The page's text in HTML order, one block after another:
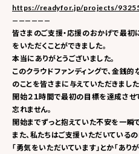
https://readyfor.jp/projects/
——————
皆さまのご支援・応援のおかげで最初
をいただくことができました。
本当にありがとうございました。
このクラウドファンディングで、金銭
のことを皆さまに与えていただきました
開始２１時間で最初の目標を達成さ
忘れません。
開始までずっと抱えていた不安を一瞬
また、私たちはご支援いただいている
「勇気をいただいています」とか「あり